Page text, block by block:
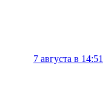
7 августа в 14:51